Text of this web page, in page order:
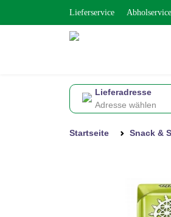
Lieferservice Abholservice
Lieferadresse
Adresse wählen
Startseite Snack &